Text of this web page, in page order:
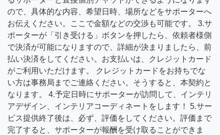
ので、具体的な内容、希望日時、場所などをサポーターへ
お伝えください。ここで金額などの交渉も可能です。 3.サ
ポーターが「引き受ける」ボタンを押したら、依頼者様側
で決済が可能になりますので、詳細が決まりましたら、前
払い決済をしてください。お支払いは、クレジットカード
がご利用いただけます。 クレジットカードをお持ちでな
い方は事務局までご連絡ください。そうすると、本契約と
なります。 4.予定日時にサポーターが訪問して、インテリ
アデザイン、インテリアコーディネートをします！ 5.サー
ビス提供終了後は、必ず、評価をしてください。評価まで
完了すると、サポーターが報酬を受け取ることができま